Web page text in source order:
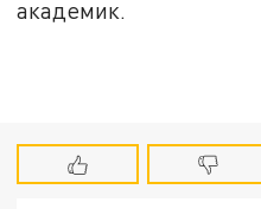
академик.